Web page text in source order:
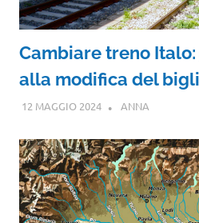
Cambiare treno
alla modifica del
12 MAGGIO 2024 ANNA